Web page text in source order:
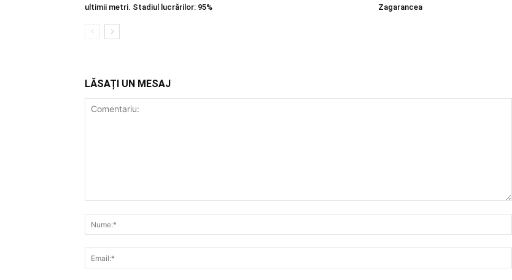
ultimii metri. Stadiul lucrărilor: 95%
Zagarancea
LĂSAȚI UN MESAJ